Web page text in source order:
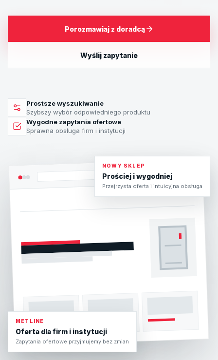
Porozmawiaj z doradcą
Wyślij zapytanie
Prostsze wyszukiwanie
Szybszy wybór odpowiedniego produktu
Wygodne zapytania ofertowe
Sprawna obsługa firm i instytucji
NOWY SKLEP
Prościej i wygodniej
Przejrzysta oferta i intuicyjna obsługa
METLINE
Oferta dla firm i instytucji
Zapytania ofertowe przyjmujemy bez zmian